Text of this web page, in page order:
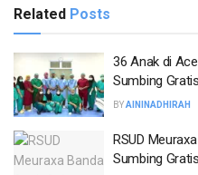
Related Posts
36 Anak di
Sumbing Gratis
BYAININADHIRAH
RSUD
Sumbing